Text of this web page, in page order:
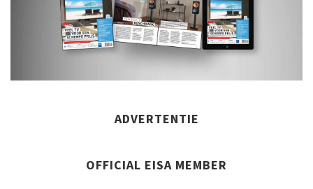
ADVERTENTIE
OFFICIAL EISA MEMBER